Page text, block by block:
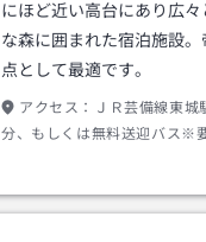
にほど近い高台にあり広
な森に囲まれた宿泊施設
点として最適です。
アクセス：
ＪＲ芸備線東
分、もしくは無料送迎バス※